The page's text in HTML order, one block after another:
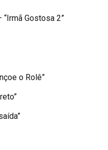
Gostosa 2”
o Rolê”